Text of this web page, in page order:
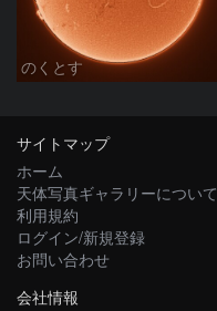
のくとす
サイトマップ
ホーム
天体写真ギャラリーについて
利用規約
ログイン/新規登録
お問い合わせ
会社情報